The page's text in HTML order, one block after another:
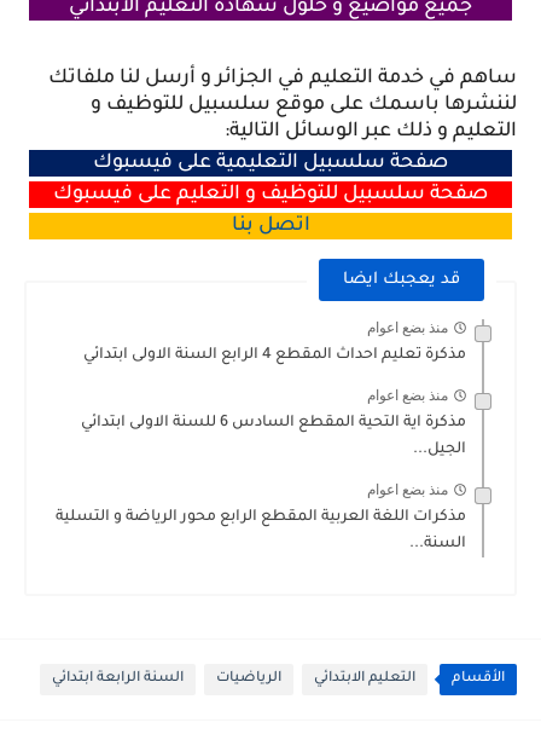
جميع مواضيع و حلول شهادة التعليم الابتدائي
ساهم في خدمة التعليم في الجزائر و أرسل لنا ملفاتك
لننشرها باسمك على موقع سلسبيل للتوظيف و
التعليم و ذلك عبر الوسائل التالية:
صفحة سلسبيل التعليمية على فيسبوك
صفحة سلسبيل للتوظيف و التعليم على فيسبوك
اتصل بنا
قد يعجبك ايضا
منذ بضع اعوام
مذكرة تعليم احداث المقطع 4 الرابع السنة الاولى ابتدائي
منذ بضع اعوام
مذكرة اية التحية المقطع السادس 6 للسنة الاولى ابتدائي
الجيل...
منذ بضع اعوام
مذكرات اللغة العربية المقطع الرابع محور الرياضة و التسلية
السنة...
الأقسام التعليم الابتدائي الرياضيات السنة الرابعة ابتدائي